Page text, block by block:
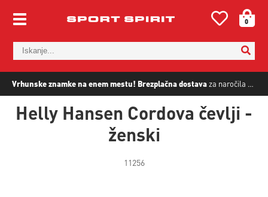
Vrhunske znamke na enem mestu! Brezplačna dostavaza naročila nad
0
Helly Hansen Cordova čevlji -
ženski
11256